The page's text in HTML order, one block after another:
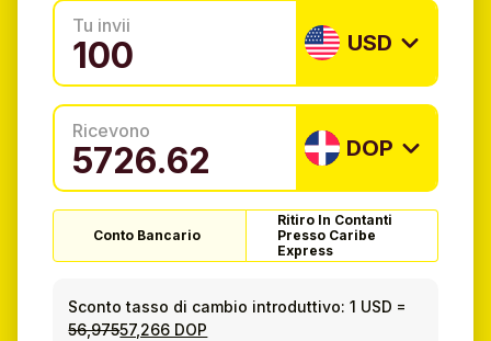
Tu invii
USD
Ricevono
DOP
Conto Bancario
Ritiro In Contanti
Presso Caribe
Express
Sconto tasso di cambio introduttivo: 1 USD =
56,97557,266 DOP